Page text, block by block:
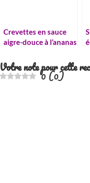
Crevettes en sauce
aigre-douce à l’ananas
Votre note pour cette
0(0)